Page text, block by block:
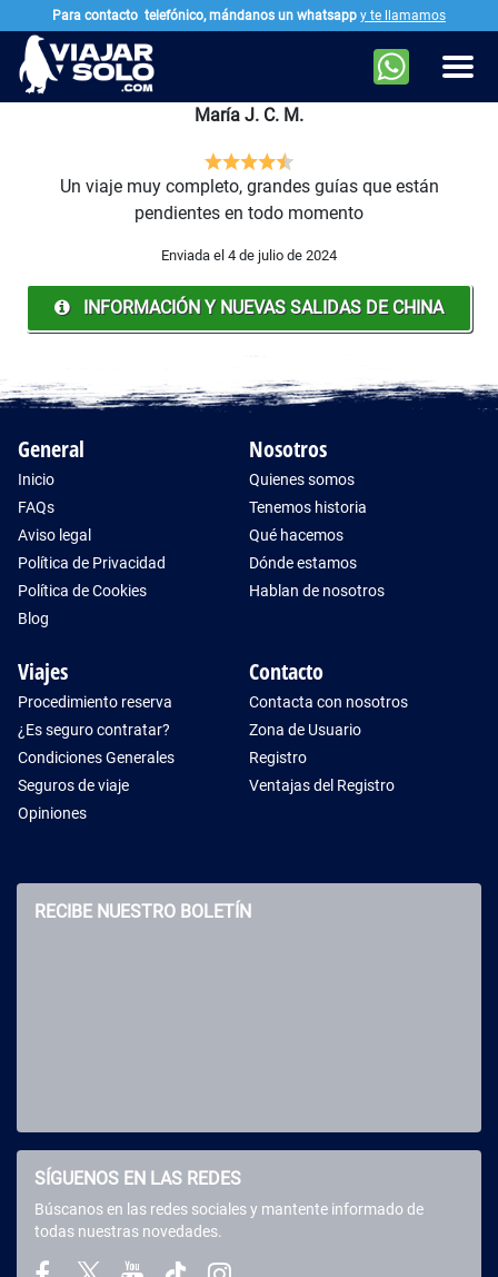
Ir al contenido principal
María J. C. M.
Un viaje muy completo, grandes guías que están
pendientes en todo momento
Enviada el 4 de julio de 2024
INFORMACIÓN Y NUEVAS SALIDAS DE CHINA
General
Inicio
FAQs
Aviso legal
Política de Privacidad
Política de Cookies
Blog
Nosotros
Quienes somos
Tenemos historia
Qué hacemos
Dónde estamos
Hablan de nosotros
Viajes
Procedimiento reserva
¿Es seguro contratar?
Condiciones Generales
Seguros de viaje
Opiniones
Contacto
Contacta con nosotros
Zona de Usuario
Registro
Ventajas del Registro
RECIBE NUESTRO BOLETÍN
SÍGUENOS EN LAS REDES
Búscanos en las redes sociales y mantente informado de
todas nuestras novedades.
Para contacto telefónico, mándanos un whatsapp y te llamamos